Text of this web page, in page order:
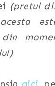
(pretul